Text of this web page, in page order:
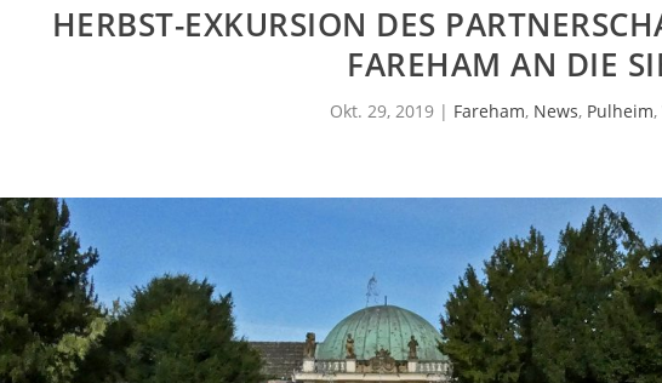
HERBST-EXKURSION DES
FAREHAM AN DIE
Okt. 29, 2019 | Fareham, News, Pulheim,